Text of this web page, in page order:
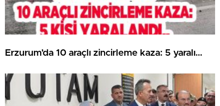
Erzurum’da 10 araçlı zincirleme kaza: 5 yaralı…